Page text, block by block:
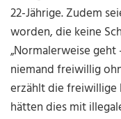
22-Jährige. Zudem
worden, die keine
„Normalerweise
niemand freiwillig
erzählt die freiwillige
hätten dies mit